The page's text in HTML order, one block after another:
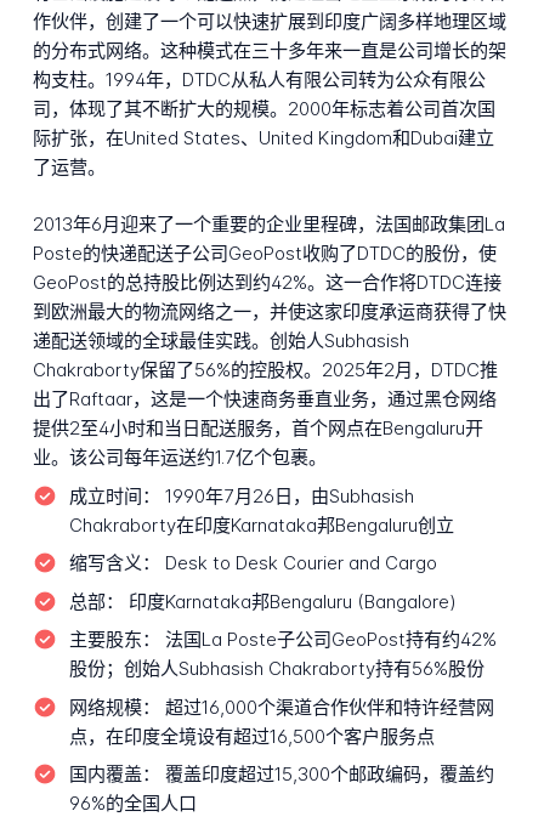
作伙伴，创建了一个可以快速扩展到印度广阔多样地理区域
的分布式网络。这种模式在三十多年来一直是公司增长的架
构支柱。1994年，DTDC从私人有限公司转为公众有限公
司，体现了其不断扩大的规模。2000年标志着公司首次国
际扩张，在United States、United Kingdom和Dubai建立
了运营。
2013年6月迎来了一个重要的企业里程碑，法国邮政集团La
Poste的快递配送子公司GeoPost收购了DTDC的股份，使
GeoPost的总持股比例达到约42%。这一合作将DTDC连接
到欧洲最大的物流网络之一，并使这家印度承运商获得了快
递配送领域的全球最佳实践。创始人Subhasish
Chakraborty保留了56%的控股权。2025年2月，DTDC推
出了Raftaar，这是一个快速商务垂直业务，通过黑仓网络
提供2至4小时和当日配送服务，首个网点在Bengaluru开
业。该公司每年运送约1.7亿个包裹。
成立时间：
1990年7月26日，由Subhasish
Chakraborty在印度Karnataka邦Bengaluru创立
缩写含义：
Desk to Desk Courier and Cargo
总部：
印度Karnataka邦Bengaluru (Bangalore)
主要股东：
法国La Poste子公司GeoPost持有约42%
股份；创始人Subhasish Chakraborty持有56%股份
网络规模：
超过16,000个渠道合作伙伴和特许经营网
点，在印度全境设有超过16,500个客户服务点
国内覆盖：
覆盖印度超过15,300个邮政编码，覆盖约
96%的全国人口